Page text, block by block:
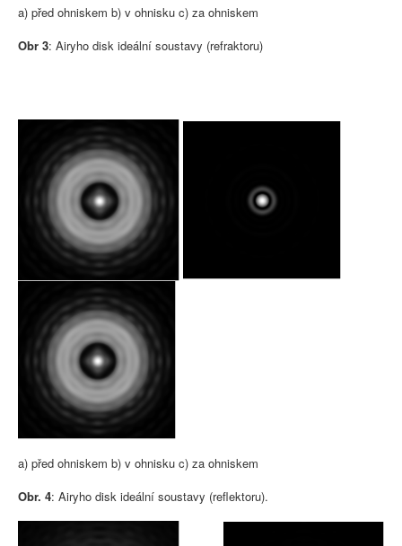
a) před ohniskem b) v ohnisku c) za ohniskem
Obr 3: Airyho disk ideální soustavy (refraktoru)
a) před ohniskem b) v ohnisku c) za ohniskem
Obr. 4: Airyho disk ideální soustavy (reflektoru).